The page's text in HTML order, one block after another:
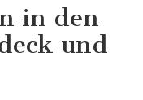
in den
und